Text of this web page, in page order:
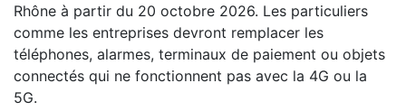
Rhône à partir du 20 octobre 2026. Les particuliers
comme les entreprises devront remplacer les
téléphones, alarmes, terminaux de paiement ou objets
connectés qui ne fonctionnent pas avec la 4G ou la
5G.